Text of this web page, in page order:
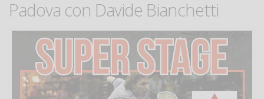
Padova con Davide Bianchetti